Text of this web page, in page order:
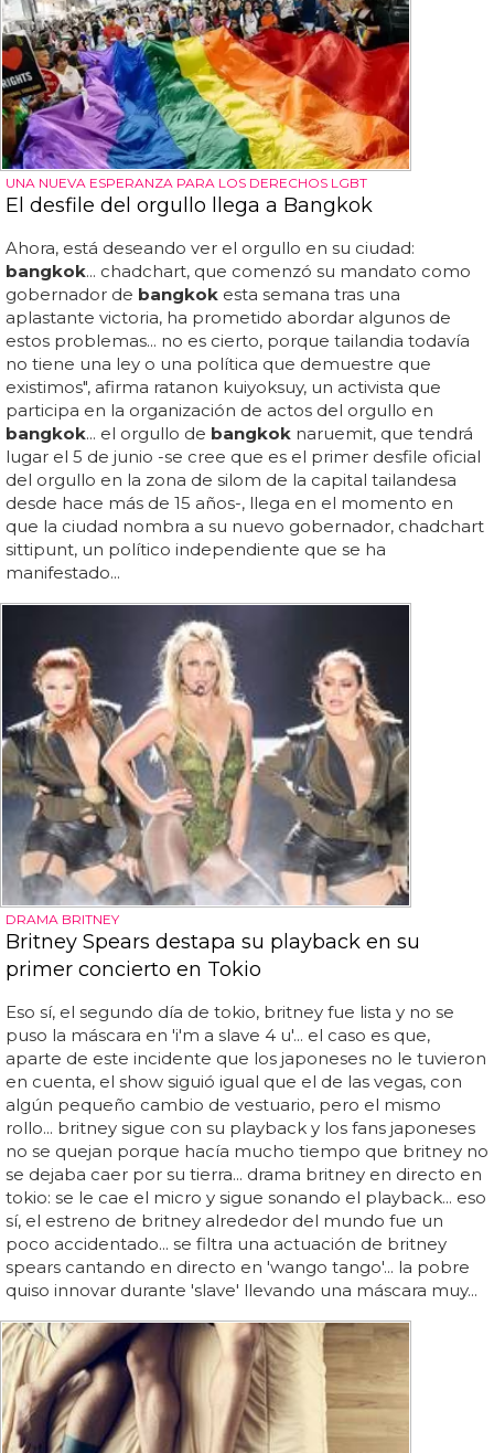
UNA NUEVA ESPERANZA PARA LOS DERECHOS LGBT
El desfile del orgullo llega a Bangkok
Ahora, está deseando ver el orgullo en su ciudad:
bangkok... chadchart, que comenzó su mandato como
gobernador de bangkok esta semana tras una
aplastante victoria, ha prometido abordar algunos de
estos problemas... no es cierto, porque tailandia todavía
no tiene una ley o una política que demuestre que
existimos", afirma ratanon kuiyoksuy, un activista que
participa en la organización de actos del orgullo en
bangkok... el orgullo de bangkok naruemit, que tendrá
lugar el 5 de junio -se cree que es el primer desfile oficial
del orgullo en la zona de silom de la capital tailandesa
desde hace más de 15 años-, llega en el momento en
que la ciudad nombra a su nuevo gobernador, chadchart
sittipunt, un político independiente que se ha
manifestado...
DRAMA BRITNEY
Britney Spears destapa su playback en su
primer concierto en Tokio
Eso sí, el segundo día de tokio, britney fue lista y no se
puso la máscara en 'i'm a slave 4 u'... el caso es que,
aparte de este incidente que los japoneses no le tuvieron
en cuenta, el show siguió igual que el de las vegas, con
algún pequeño cambio de vestuario, pero el mismo
rollo... britney sigue con su playback y los fans japoneses
no se quejan porque hacía mucho tiempo que britney no
se dejaba caer por su tierra... drama britney en directo en
tokio: se le cae el micro y sigue sonando el playback... eso
sí, el estreno de britney alrededor del mundo fue un
poco accidentado... se filtra una actuación de britney
spears cantando en directo en 'wango tango'... la pobre
quiso innovar durante 'slave' llevando una máscara muy...